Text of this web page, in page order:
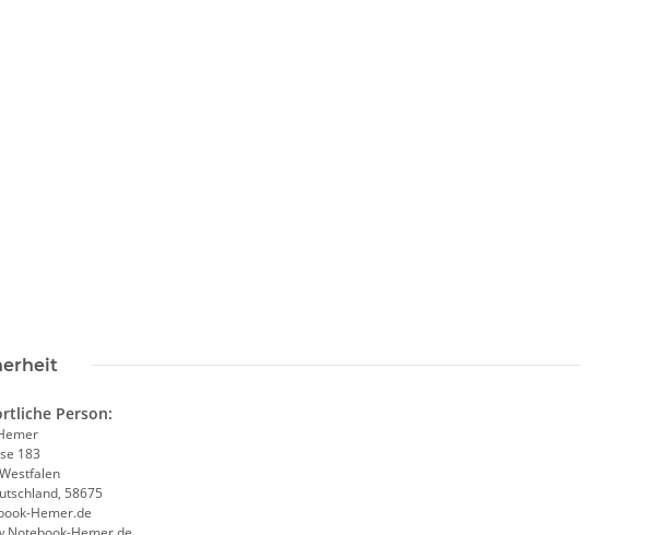
Person:
183
58675
Hemer.de